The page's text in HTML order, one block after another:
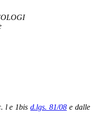
l e 1bisd.lgs. 81/08 e dalle